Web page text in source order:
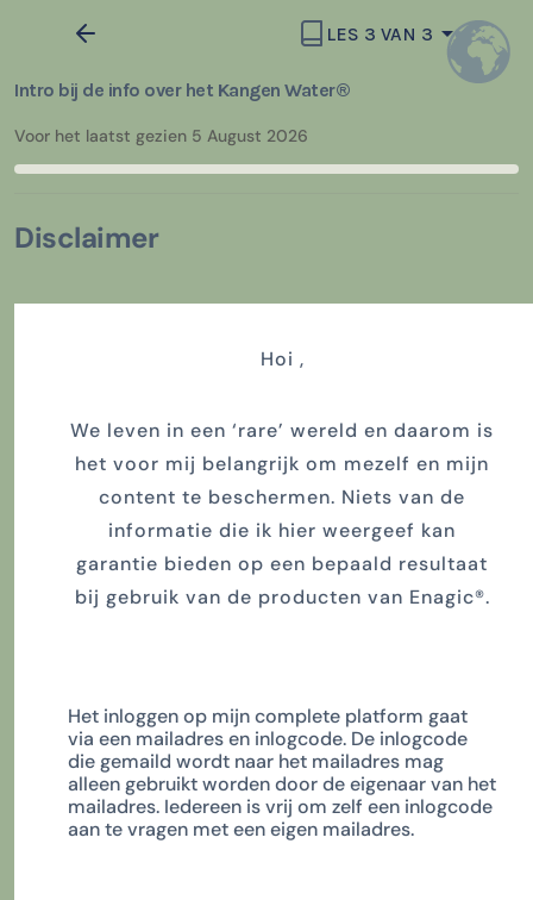
LES 3 VAN 3
Intro bij de info over het Kangen Water®
Voor het laatst gezien 5 August 2026
Disclaimer
Hoi ,
We leven in een ‘rare’ wereld en daarom is
het voor mij belangrijk om mezelf en mijn
content te beschermen. Niets van de
informatie die ik hier weergeef kan
garantie bieden op een bepaald resultaat
bij gebruik van de producten van Enagic®.
Het inloggen op mijn complete platform gaat
via een mailadres en inlogcode. De inlogcode
die gemaild wordt naar het mailadres mag
alleen gebruikt worden door de eigenaar van het
mailadres. Iedereen is vrij om zelf een inlogcode
aan te vragen met een eigen mailadres.